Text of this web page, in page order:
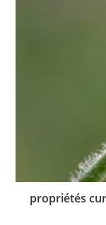
propriétés